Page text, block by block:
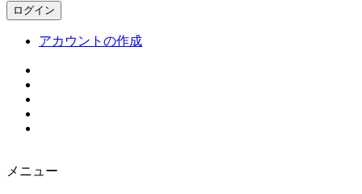
ログイン
アカウントの作成
メニュー